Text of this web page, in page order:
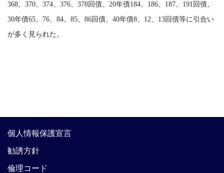
368、370、374、376、378回債、20年債184、186、187、191回債、
30年債65、76、84、85、86回債、40年債8、12、13回債等に引合い
が多く見られた。
個人情報保護宣言
勧誘方針
倫理コード